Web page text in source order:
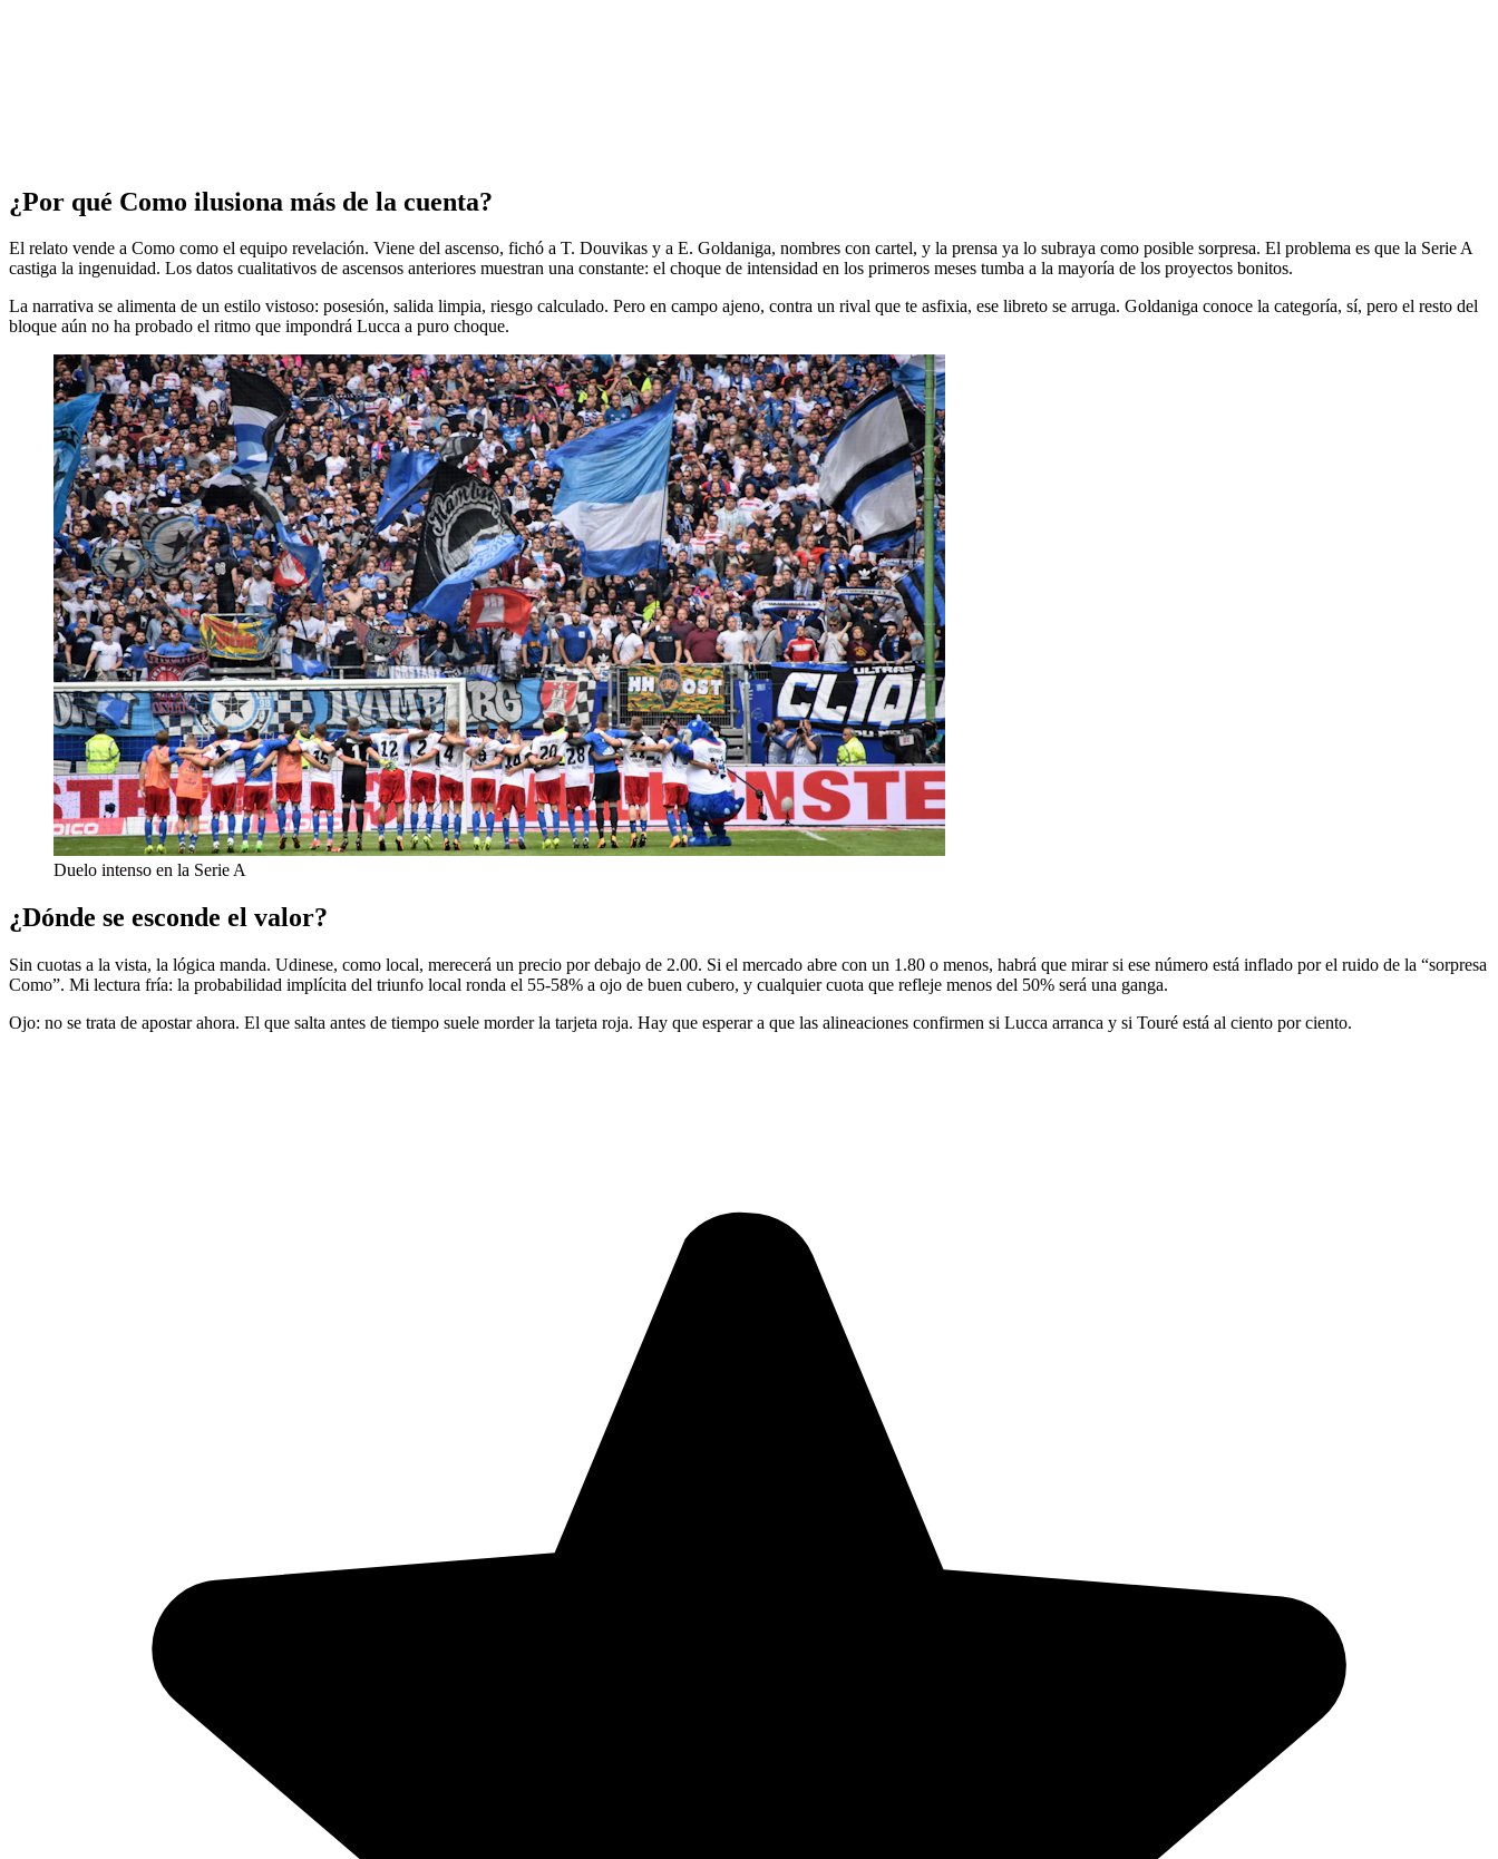
¿Por qué Como ilusiona más de la cuenta?
El relato vende a Como como el equipo revelación. Viene del ascenso, fichó a T. Douvikas y a E. Goldaniga, nombres con cartel, y la prensa ya lo subraya como posible sorpresa. El problema es que la Serie A
castiga la ingenuidad. Los datos cualitativos de ascensos anteriores muestran una constante: el choque de intensidad en los primeros meses tumba a la mayoría de los proyectos bonitos.
La narrativa se alimenta de un estilo vistoso: posesión, salida limpia, riesgo calculado. Pero en campo ajeno, contra un rival que te asfixia, ese libreto se arruga. Goldaniga conoce la categoría, sí, pero el resto del
bloque aún no ha probado el ritmo que impondrá Lucca a puro choque.
Duelo intenso en la Serie A
¿Dónde se esconde el valor?
Sin cuotas a la vista, la lógica manda. Udinese, como local, merecerá un precio por debajo de 2.00. Si el mercado abre con un 1.80 o menos, habrá que mirar si ese número está inflado por el ruido de la “sorpresa
Como”. Mi lectura fría: la probabilidad implícita del triunfo local ronda el 55-58% a ojo de buen cubero, y cualquier cuota que refleje menos del 50% será una ganga.
Ojo: no se trata de apostar ahora. El que salta antes de tiempo suele morder la tarjeta roja. Hay que esperar a que las alineaciones confirmen si Lucca arranca y si Touré está al ciento por ciento.